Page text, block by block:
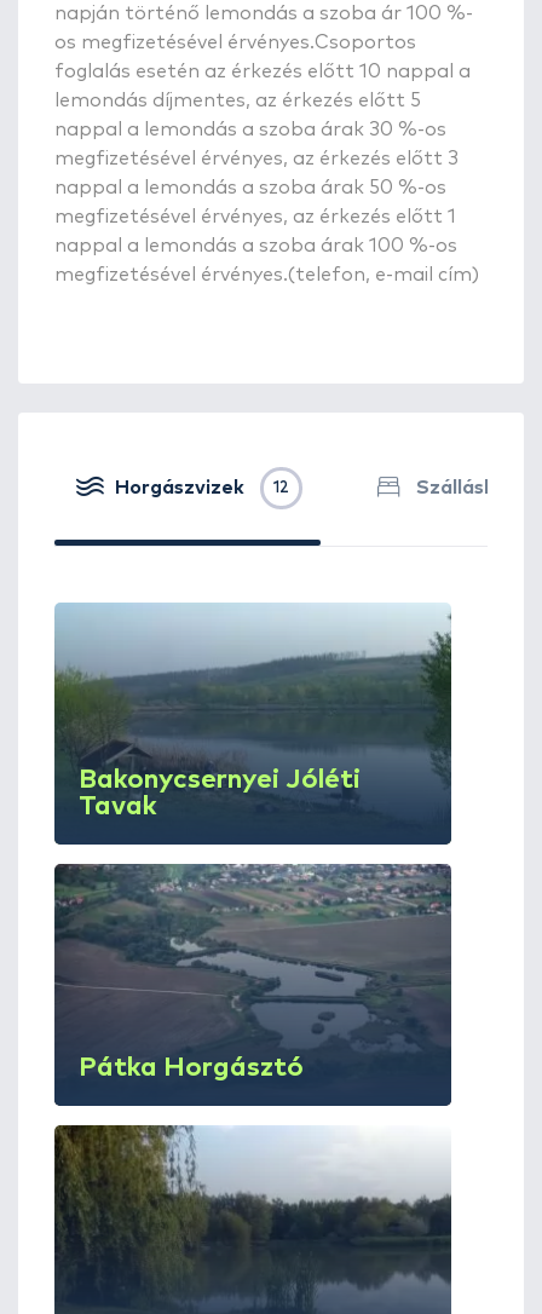
napján történő lemondás a szoba ár 100 %-
os megfizetésével érvényes.Csoportos
foglalás esetén az érkezés előtt 10 nappal a
lemondás díjmentes, az érkezés előtt 5
nappal a lemondás a szoba árak 30 %-os
megfizetésével érvényes, az érkezés előtt 3
nappal a lemondás a szoba árak 50 %-os
megfizetésével érvényes, az érkezés előtt 1
nappal a lemondás a szoba árak 100 %-os
megfizetésével érvényes.(telefon, e-mail cím)
Horgászvizek 12
Bakonycsernyei Jóléti
Tavak
Pátka Horgásztó